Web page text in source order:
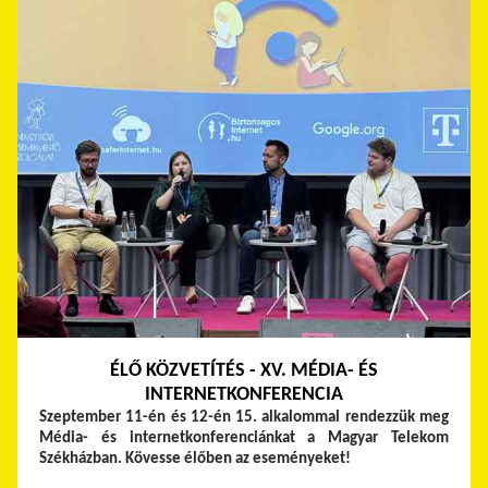
ÉLŐ KÖZVETÍTÉS - XV. MÉDIA- ÉS
INTERNETKONFERENCIA
Szeptember 11-én és 12-én 15. alkalommal rendezzük meg
Média- és internetkonferenciánkat a Magyar Telekom
Székházban. Kövesse élőben az eseményeket!